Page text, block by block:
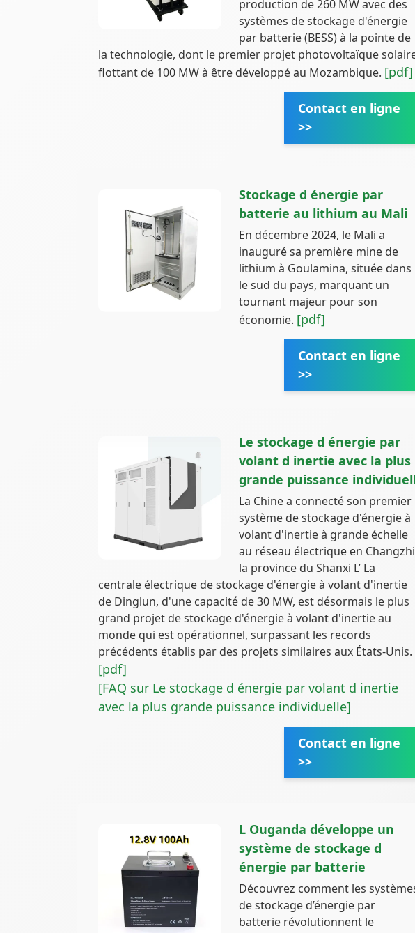
production de 260 MW avec des
systèmes de stockage d'énergie
par batterie (BESS) à la pointe de
la technologie, dont le premier projet photovoltaïque
flottant de 100 MW à être développé au Mozambique. [pdf]
Contact en ligne
>>
Stockage d énergie par
batterie au lithium au Mali
En décembre 2024, le Mali a
inauguré sa première mine de
lithium à Goulamina, située dans
le sud du pays, marquant un
tournant majeur pour son
économie. [pdf]
Contact en ligne
>>
Le stockage d énergie par
volant d inertie avec la plus
grande puissance
La Chine a connecté son premier
système de stockage d'énergie à
volant d'inertie à grande échelle
au réseau électrique en
la province du Shanxi L’ La
centrale électrique de stockage d'énergie à volant d'inertie
de Dinglun, d'une capacité de 30 MW, est désormais le plus
grand projet de stockage d'énergie à volant d'inertie au
monde qui est opérationnel, surpassant les records
précédents établis par des projets similaires aux États-Unis.
[pdf]
[FAQ sur Le stockage d énergie par volant d inertie
avec la plus grande puissance individuelle]
Contact en ligne
>>
L Ouganda développe un
système de stockage d
énergie par batterie
Découvrez comment les
de stockage d’énergie par
batterie révolutionnent le